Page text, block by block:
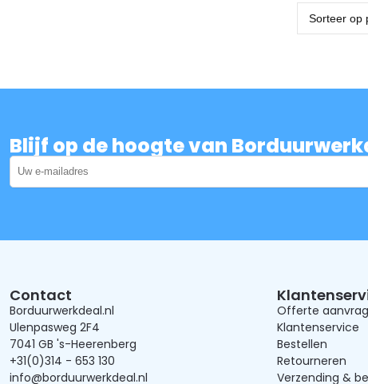
Blijf op de hoogte van
Contact
Borduurwerkdeal.nl
Ulenpasweg 2F4
7041 GB 's-Heerenberg
+31(0)314 - 653 130
info@borduurwerkdeal.nl
Offerte
Klantenservice
Bestellen
Retourneren
Verzending &